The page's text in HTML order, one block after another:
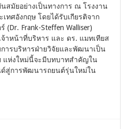
สมัยอย่างเป็นทางการ ณ โรงงาน
ทศอังกฤษ โดยได้รับเกียรติจาก
Frank-Steffen Walliser)
าหน้าที่บริหาร และ ดร. แมทเทียส
การบริหารฝ่ายวิจัยและพัฒนาเป็น
แห่งใหม่นี้จะมีบทบาทสำคัญใน
ด์สู่การพัฒนารถยนต์รุ่นใหม่ใน